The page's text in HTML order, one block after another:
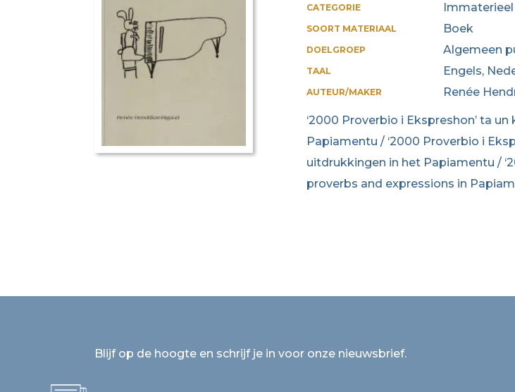
CATEGORIE
SOORT MATERIAAL Boek
DOELGROEP Algemeen
TAAL Engels,
AUTEUR/MAKER Renée
‘2000 Proverbio i Ekspreshon’ ta
Papiamentu / ‘2000 Proverbio i
uitdrukkingen in het Papiamentu /
proverbs and expressions in
Blijf op de hoogte en schrijf je in voor onze nieuwsbrief.